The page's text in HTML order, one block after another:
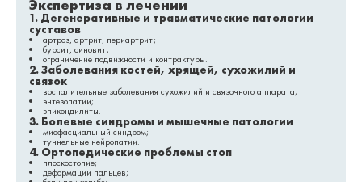
Экспертиза в лечении
1. Дегенеративные и травматические патологии
суставов
артроз, артрит, периартрит;
бурсит, синовит;
ограничение подвижности и контрактуры.
2. Заболевания костей, хрящей, сухожилий и
связок
воспалительные заболевания сухожилий и связочного аппарата;
энтезопатии;
эпикондилиты.
3. Болевые синдромы и мышечные патологии
миофасциальный синдром;
туннельные нейропатии.
4. Ортопедические проблемы стоп
плоскостопие;
деформации пальцев;